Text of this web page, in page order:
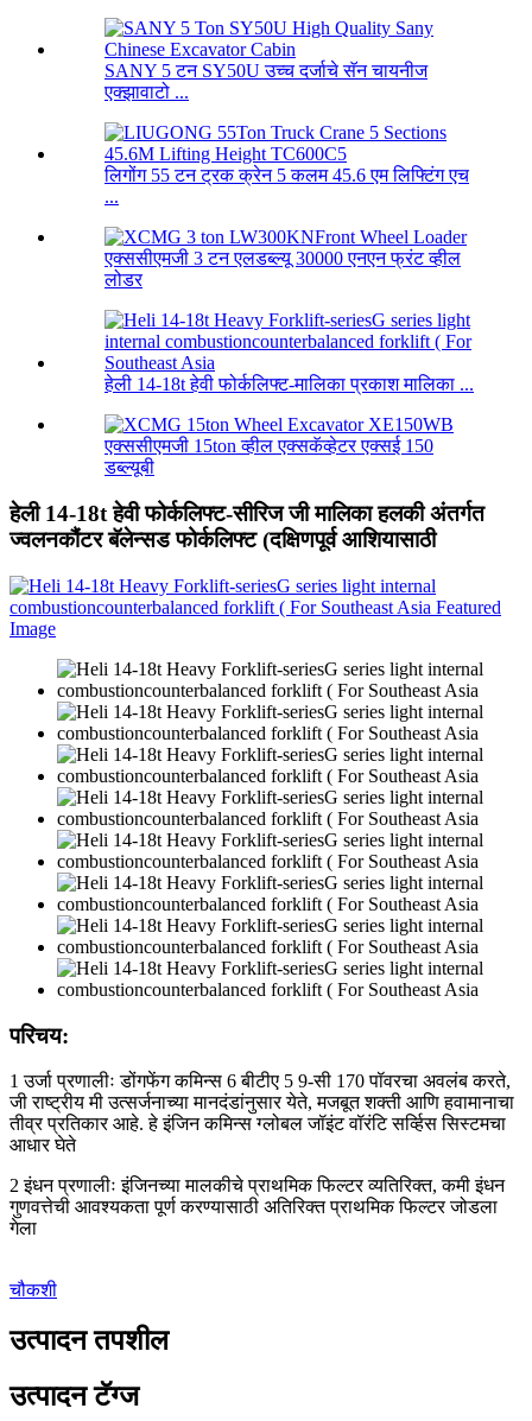
SANY 5 टन SY50U उच्च दर्जाचे सॅन चायनीज
एक्झावाटो ...
लिगोंग 55 टन ट्रक क्रेन 5 कलम 45.6 एम लिफ्टिंग एच
...
एक्ससीएमजी 3 टन एलडब्ल्यू 30000 एनएन फ्रंट व्हील
लोडर
हेली 14-18t हेवी फोर्कलिफ्ट-मालिका प्रकाश मालिका ...
एक्ससीएमजी 15ton व्हील एक्सकॅव्हेटर एक्सई 150
डब्ल्यूबी
हेली 14-18t हेवी फोर्कलिफ्ट-सीरिज जी मालिका हलकी अंतर्गत
ज्वलनकौंटर बॅलेन्सड फोर्कलिफ्ट (दक्षिणपूर्व आशियासाठी
परिचय:
1 उर्जा प्रणालीः डोंगफेंग कमिन्स 6 बीटीए 5 9-सी 170 पॉवरचा अवलंब करते,
जी राष्ट्रीय मी उत्सर्जनाच्या मानदंडांनुसार येते, मजबूत शक्ती आणि हवामानाचा
तीव्र प्रतिकार आहे. हे इंजिन कमिन्स ग्लोबल जॉइंट वॉरंटि सर्व्हिस सिस्टमचा
आधार घेते
2 इंधन प्रणालीः इंजिनच्या मालकीचे प्राथमिक फिल्टर व्यतिरिक्त, कमी इंधन
गुणवत्तेची आवश्यकता पूर्ण करण्यासाठी अतिरिक्त प्राथमिक फिल्टर जोडला
गेला
चौकशी
उत्पादन तपशील
उत्पादन टॅग्ज